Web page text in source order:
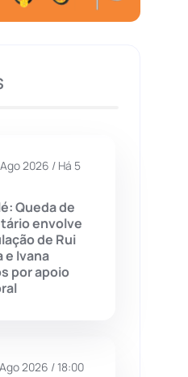
(31958)
(1504)
2026 / Há 5
Queda de
envolve
de Rui
e Ivana
por apoio
2026 / 18:00